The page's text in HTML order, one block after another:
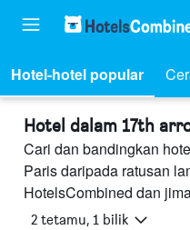
Hotel-hotel popular
Hotel dalam 17th
Cari dan bandingkan
Paris daripada ratusan
HotelsCombined dan
2 tetamu, 1 bilik